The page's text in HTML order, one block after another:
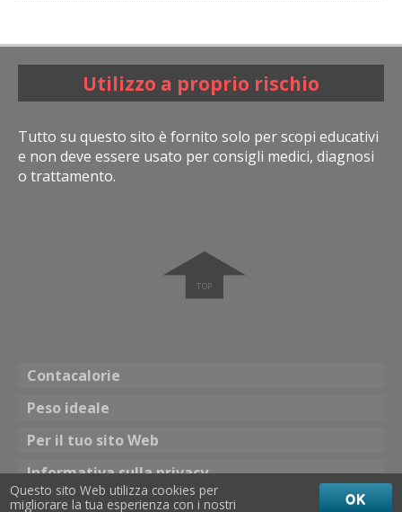
Utilizzo a proprio rischio
Tutto su questo sito è fornito solo per scopi educativi
e non deve essere usato per consigli medici, diagnosi
o trattamento.
➧
Contacalorie
Peso ideale
Per il tuo sito Web
Informativa sulla privacy
Tema
Questo sito Web utilizza cookies per
migliorare la tua esperienza con i nostri
OK